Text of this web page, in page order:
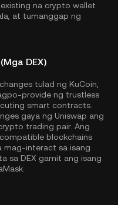
na crypto wallet
at tumanggap ng
DEX)
tulad ng KuCoin,
provide ng trustless
smart contracts.
gaya ng Uniswap ang
trading pair. Ang
blockchains
mag-interact sa isang
sa DEX gamit ang isang